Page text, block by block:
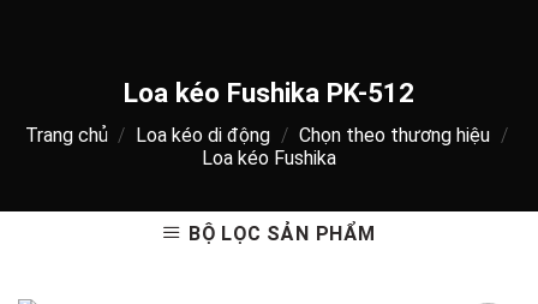
Loa kéo Fushika PK-512
Trang chủ / Loa kéo di động / Chọn theo thương hiệu /
Loa kéo Fushika
BỘ LỌC SẢN PHẨM